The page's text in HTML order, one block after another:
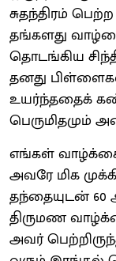
சுதந்திரம்
தங்களது
தொடங்கிய
தனது
உயர்ந்ததைக்
பெருமிதமும்
எங்கள்
அவரே மிக
தந்தையுடன்
திருமண
அவர்